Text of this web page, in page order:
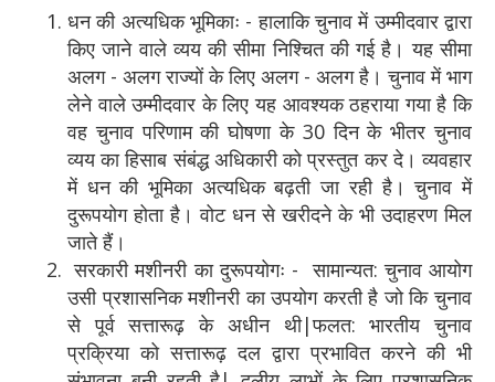
धन की अत्यधिक भूमिकाः - हालाकि चुनाव में उम्मीदवार द्वारा
किए जाने वाले व्यय की सीमा निश्चित की गई है। यह सीमा
अलग - अलग राज्यों के लिए अलग - अलग है। चुनाव में भाग
लेने वाले उम्मीदवार के लिए यह आवश्यक ठहराया गया है कि
वह चुनाव परिणाम की घोषणा के 30 दिन के भीतर चुनाव
व्यय का हिसाब संबंद्ध अधिकारी को प्रस्तुत कर दे। व्यवहार
में धन की भूमिका अत्यधिक बढ़ती जा रही है। चुनाव में
दुरूपयोग होता है। वोट धन से खरीदने के भी उदाहरण मिल
जाते हैं।
सरकारी मशीनरी का दुरूपयोगः - सामान्यत: चुनाव आयोग
उसी प्रशासनिक मशीनरी का उपयोग करती है जो कि चुनाव
से पूर्व सत्तारूढ़ के अधीन थी|फलत: भारतीय चुनाव
प्रक्रिया को सत्तारूढ़ दल द्वारा प्रभावित करने की भी